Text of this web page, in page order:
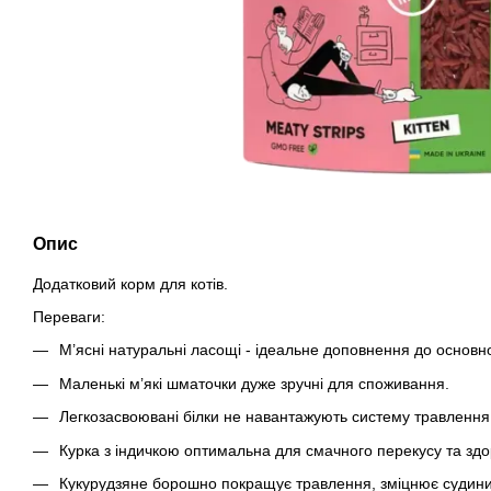
Опис
Додатковий корм для котів.
Переваги:
М’ясні натуральні ласощі - ідеальне доповнення до
Маленькі м’які шматочки дуже зручні для споживання.
Легкозасвоювані білки не навантажують систему
Курка з індичкою оптимальна для смачного перекусу та
Кукурудзяне борошно покращує травлення, зміцнює судини